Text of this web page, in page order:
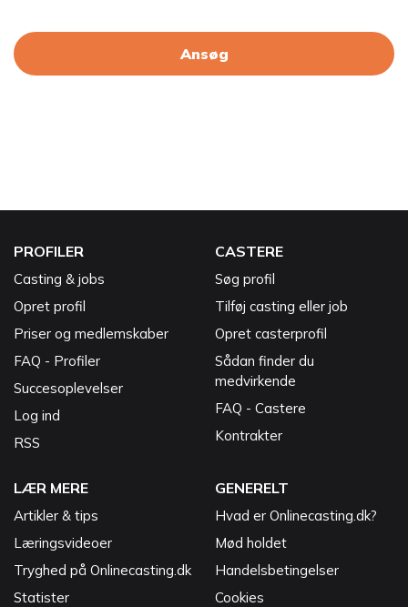
Ansøg
PROFILER
Casting & jobs
Opret profil
Priser og medlemskaber
FAQ - Profiler
Succesoplevelser
Log ind
RSS
CASTERE
Søg profil
Tilføj casting eller job
Opret casterprofil
Sådan finder du
medvirkende
FAQ - Castere
Kontrakter
LÆR MERE
Artikler & tips
Læringsvideoer
Tryghed på Onlinecasting.dk
Statister
GENERELT
Hvad er Onlinecasting.dk?
Mød holdet
Handelsbetingelser
Cookies